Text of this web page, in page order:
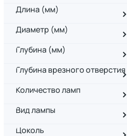
Длина (мм)
Диаметр (мм)
Глубина (мм)
Глубина врезного отверстия
Количество ламп
Вид лампы
Цоколь